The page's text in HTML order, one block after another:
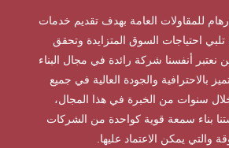
للمقاولات العامة بهدف تقديم خدمات
احتياجات السوق المتزايدة وتحقق
نعتبر أنفسنا شركة رائدة في مجال البناء
بالاحترافية والجودة العالية في جميع
سنوات من الخبرة في هذا المجال،
بناء سمعة قوية كواحدة من الشركات
والتي يمكن الاعتماد عليها.